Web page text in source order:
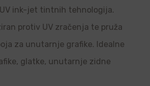
ink-jet tintnih tehnologija.
protiv UV zračenja te pruža
za unutarnje grafike. Idealne
glatke, unutarnje zidne